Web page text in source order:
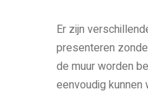
Er zijn
presenteren
de muur worden
eenvoudig